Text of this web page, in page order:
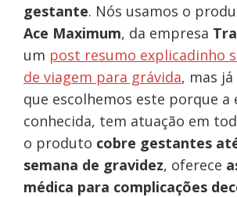
gestante. Nós usamos o
Ace Maximum, da empresa
um post resumo explicadinho
de viagem para grávida, mas
que escolhemos este porque a
conhecida, tem atuação em
o produto cobre gestantes
semana de gravidez, oferece
médica para complicações